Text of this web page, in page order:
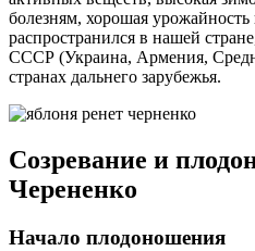
болезням, хорошая урожайность
распространился в нашей
СССР (Украина, Армения,
странах дальнего зарубежья.
Созревание и
Черененко
Начало плодоношения